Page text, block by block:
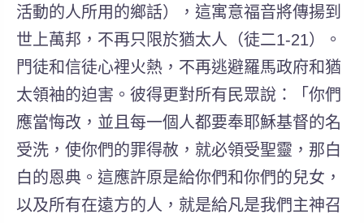
活動的人所用的鄉話），這寓意福音將傳揚到
世上萬邦，不再只限於猶太人（徒二1-21）。
門徒和信徒心裡火熱，不再逃避羅馬政府和猶
太領袖的迫害。彼得更對所有民眾說：「你們
應當悔改，並且每一個人都要奉耶穌基督的名
受洗，使你們的罪得赦，就必領受聖靈，那白
白的恩典。這應許原是給你們和你們的兒女，
以及所有在遠方的人，就是給凡是我們主神召